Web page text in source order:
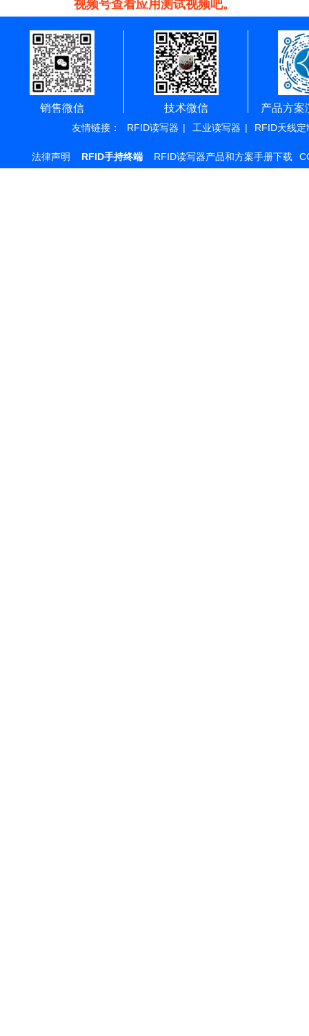
视频号查看应用测试视频吧。
销售微信 技术微信 产品方案
友情链接： RFID读写器 | 工业读写器 | RFID天线定
法律声明 RFID手持终端 RFID读写器产品和方案手册下载